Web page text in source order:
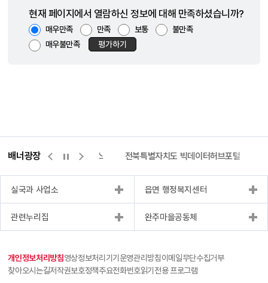
현재 페이지에서 열람하신 정보에 대해 만족하셨습니까?
매우만족 만족 보통
불만족
매우불만족
평가하기
배너광장
량바로처리센터 위택스 전북특별자치도 빅데이터허브포털
실국과 사업소 읍면 행정복지센터
관련누리집 완주마을공동체
개인정보처리방침영상정보처리기기운영관리방침이메일무단수집거부
찾아오시는길저작권보호정책주요전화번호읽기전용 프로그램